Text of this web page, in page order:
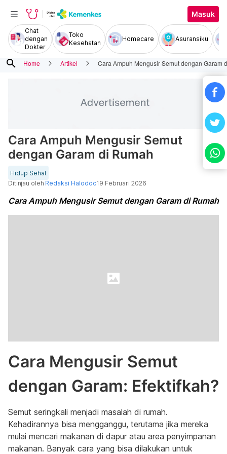
Masuk
Chat
dengan
Dokter
Toko
Kesehatan
Homecare Asuransiku
search Home Artikel Cara Ampuh Mengusir Semut dengan Garam
Cara Ampuh Mengusir Semut
dengan Garam di Rumah
Hidup Sehat
Ditinjau oleh Redaksi Halodoc19 Februari 2026
Cara Ampuh Mengusir Semut dengan Garam di Rumah
Cara Mengusir Semut
dengan Garam: Efektifkah?
Semut seringkali menjadi masalah di rumah.
Kehadirannya bisa mengganggu, terutama jika mereka
mulai mencari makanan di dapur atau area penyimpanan
makanan. Banyak cara yang bisa dilakukan untuk